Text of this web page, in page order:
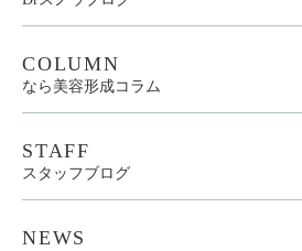
COLUMN
なら美容形成コラム
STAFF
スタッフブログ
NEWS